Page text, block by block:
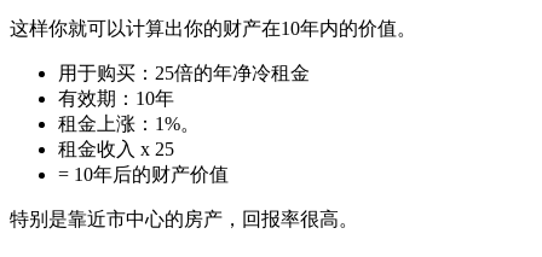
这样你就可以计算出你的财产在10年内的价值。
用于购买：25倍的年净冷租金
有效期：10年
租金上涨：1%。
租金收入 x 25
= 10年后的财产价值
特别是靠近市中心的房产，回报率很高。